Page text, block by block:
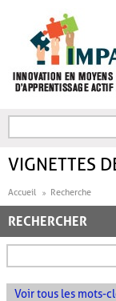
FORMULAIRE DE
VIGNETTES
Accueil Recherche
RECHERCHER
Voir tous les mots-